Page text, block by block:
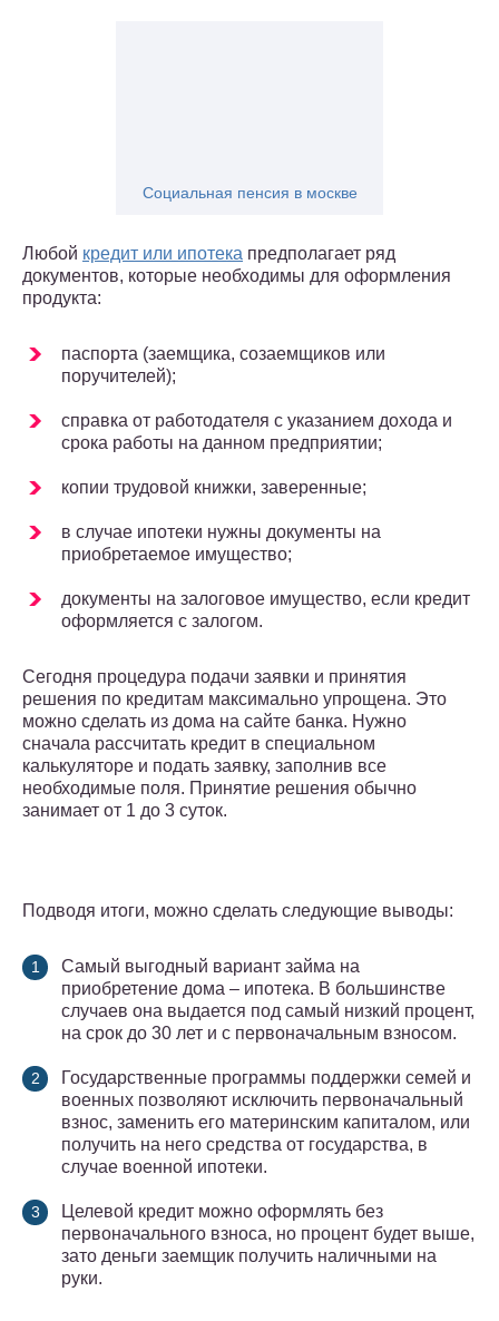
Социальная пенсия в москве
Любой кредит или ипотека предполагает ряд
документов, которые необходимы для оформления
продукта:
паспорта (заемщика, созаемщиков или
поручителей);
справка от работодателя с указанием дохода и
срока работы на данном предприятии;
копии трудовой книжки, заверенные;
в случае ипотеки нужны документы на
приобретаемое имущество;
документы на залоговое имущество, если кредит
оформляется с залогом.
Сегодня процедура подачи заявки и принятия
решения по кредитам максимально упрощена. Это
можно сделать из дома на сайте банка. Нужно
сначала рассчитать кредит в специальном
калькуляторе и подать заявку, заполнив все
необходимые поля. Принятие решения обычно
занимает от 1 до 3 суток.
Подводя итоги, можно сделать следующие выводы:
Самый выгодный вариант займа на
приобретение дома – ипотека. В большинстве
случаев она выдается под самый низкий процент,
на срок до 30 лет и с первоначальным взносом.
Государственные программы поддержки семей и
военных позволяют исключить первоначальный
взнос, заменить его материнским капиталом, или
получить на него средства от государства, в
случае военной ипотеки.
Целевой кредит можно оформлять без
первоначального взноса, но процент будет выше,
зато деньги заемщик получить наличными на
руки.